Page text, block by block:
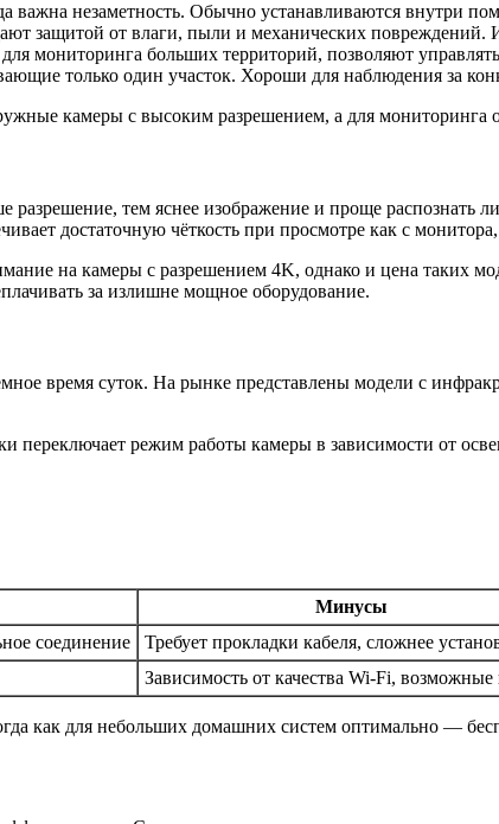
важна незаметность. Обычно устанавливаются внутри
защитой от влаги, пыли и механических повреждений.
мониторинга больших территорий, позволяют
только один участок. Хороши для наблюдения за
камеры с высоким разрешением, а для
тем яснее изображение и проще распознать
достаточную чёткость при просмотре как с
на камеры с разрешением 4K, однако и цена таких
за излишне мощное оборудование.
время суток. На рынке представлены модели с
переключает режим работы камеры в зависимости от
Минусы
соединение
Требует прокладки кабеля, сложнее
Зависимость от качества Wi-Fi,
как для небольших домашних систем оптимально —